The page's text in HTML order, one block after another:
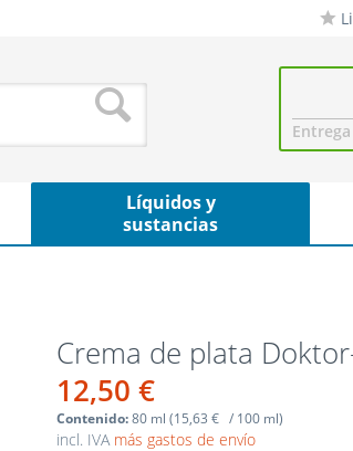
Líquidos y
sustancias
Crema de plata
12,50 €
Contenido:80 ml (15,63 € / 100 ml)
incl. IVA más gastos de envío